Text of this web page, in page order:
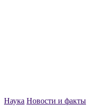
Наука Новости и факты